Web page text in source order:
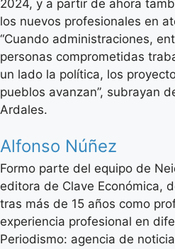
2024, y a partir de ahora
los nuevos profesionales en
“Cuando administraciones,
personas comprometidas
un lado la política, los
pueblos avanzan”, subrayan
Ardales.
Alfonso Núñez
Formo parte del equipo de
editora de Clave Económica,
tras más de 15 años como
experiencia profesional en
Periodismo: agencia de